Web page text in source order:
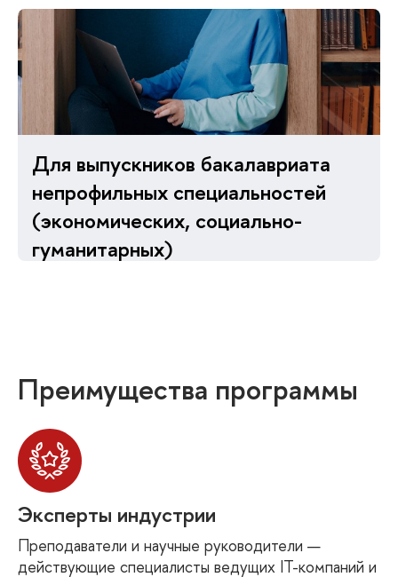
продуктовыми и инфраструктурными задачами
Для выпускников бакалавриата
непрофильных специальностей
(экономических, социально-
гуманитарных)
Преимущества программы
Эксперты индустрии
Преподаватели и научные руководители —
действующие специалисты ведущих IT-компаний и